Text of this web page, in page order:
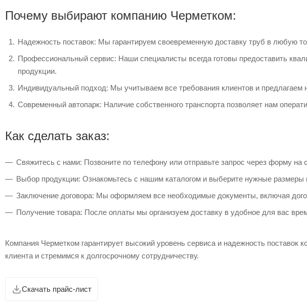
Почему выбирают компанию Черметком:
Надежность поставок: Мы гарантируем своевременную доставку труб в любую
Профессиональный сервис: Наши специалисты всегда готовы предоставить
продукции.
Индивидуальный подход: Мы учитываем все требования клиентов и предлагаем
Современный автопарк: Наличие собственного транспорта позволяет нам
Как сделать заказ:
Свяжитесь с нами: Позвоните по телефону или отправьте запрос через форму на
Выбор продукции: Ознакомьтесь с нашим каталогом и выберите нужные размеры
Заключение договора: Мы оформляем все необходимые документы, включая
Получение товара: После оплаты мы организуем доставку в удобное для вас
Компания Черметком гарантирует высокий уровень сервиса и надежность
клиента и стремимся к долгосрочному сотрудничеству.
Скачать прайс-лист